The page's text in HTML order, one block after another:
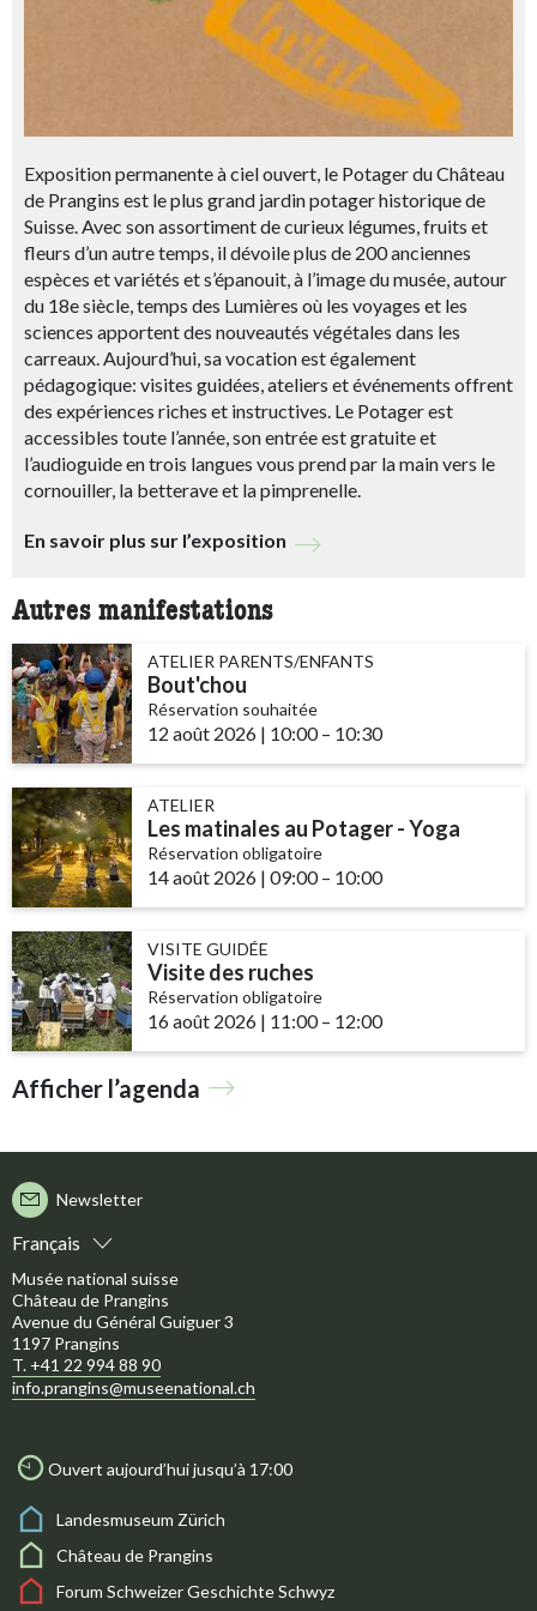
Exposition permanente à ciel ouvert, le Potager du Château
de Prangins est le plus grand jardin potager historique de
Suisse. Avec son assortiment de curieux légumes, fruits et
fleurs d’un autre temps, il dévoile plus de 200 anciennes
espèces et variétés et s’épanouit, à l’image du musée, autour
du 18e siècle, temps des Lumières où les voyages et les
sciences apportent des nouveautés végétales dans les
carreaux. Aujourd’hui, sa vocation est également
pédagogique: visites guidées, ateliers et événements offrent
des expériences riches et instructives. Le Potager est
accessibles toute l’année, son entrée est gratuite et
l’audioguide en trois langues vous prend par la main vers le
cornouiller, la betterave et la pimprenelle.
En savoir plus sur l’exposition
Autres manifestations
ATELIER PARENTS/ENFANTS
Bout'chou
Réservation souhaitée
12 août 2026 | 10:00accessibility.time_to
– 10:30
ATELIER
Les matinales au Potager - Yoga
Réservation obligatoire
14 août 2026 |09:00accessibility.time_to
– 10:00
VISITE GUIDÉE
Visite des ruches
Réservation obligatoire
16 août 2026 | 11:00accessibility.time_to
– 12:00
Afficher l’agenda
Français
Newsletter
Musée national suisse
Château de Prangins
Avenue du Général Guiguer 3
1197 Prangins
T. +41 22 994 88 90
info.prangins@museenational.ch
Ouvert aujourd’hui jusqu’à 17:00
Landesmuseum Zürich
Château de Prangins
Forum Schweizer Geschichte Schwyz